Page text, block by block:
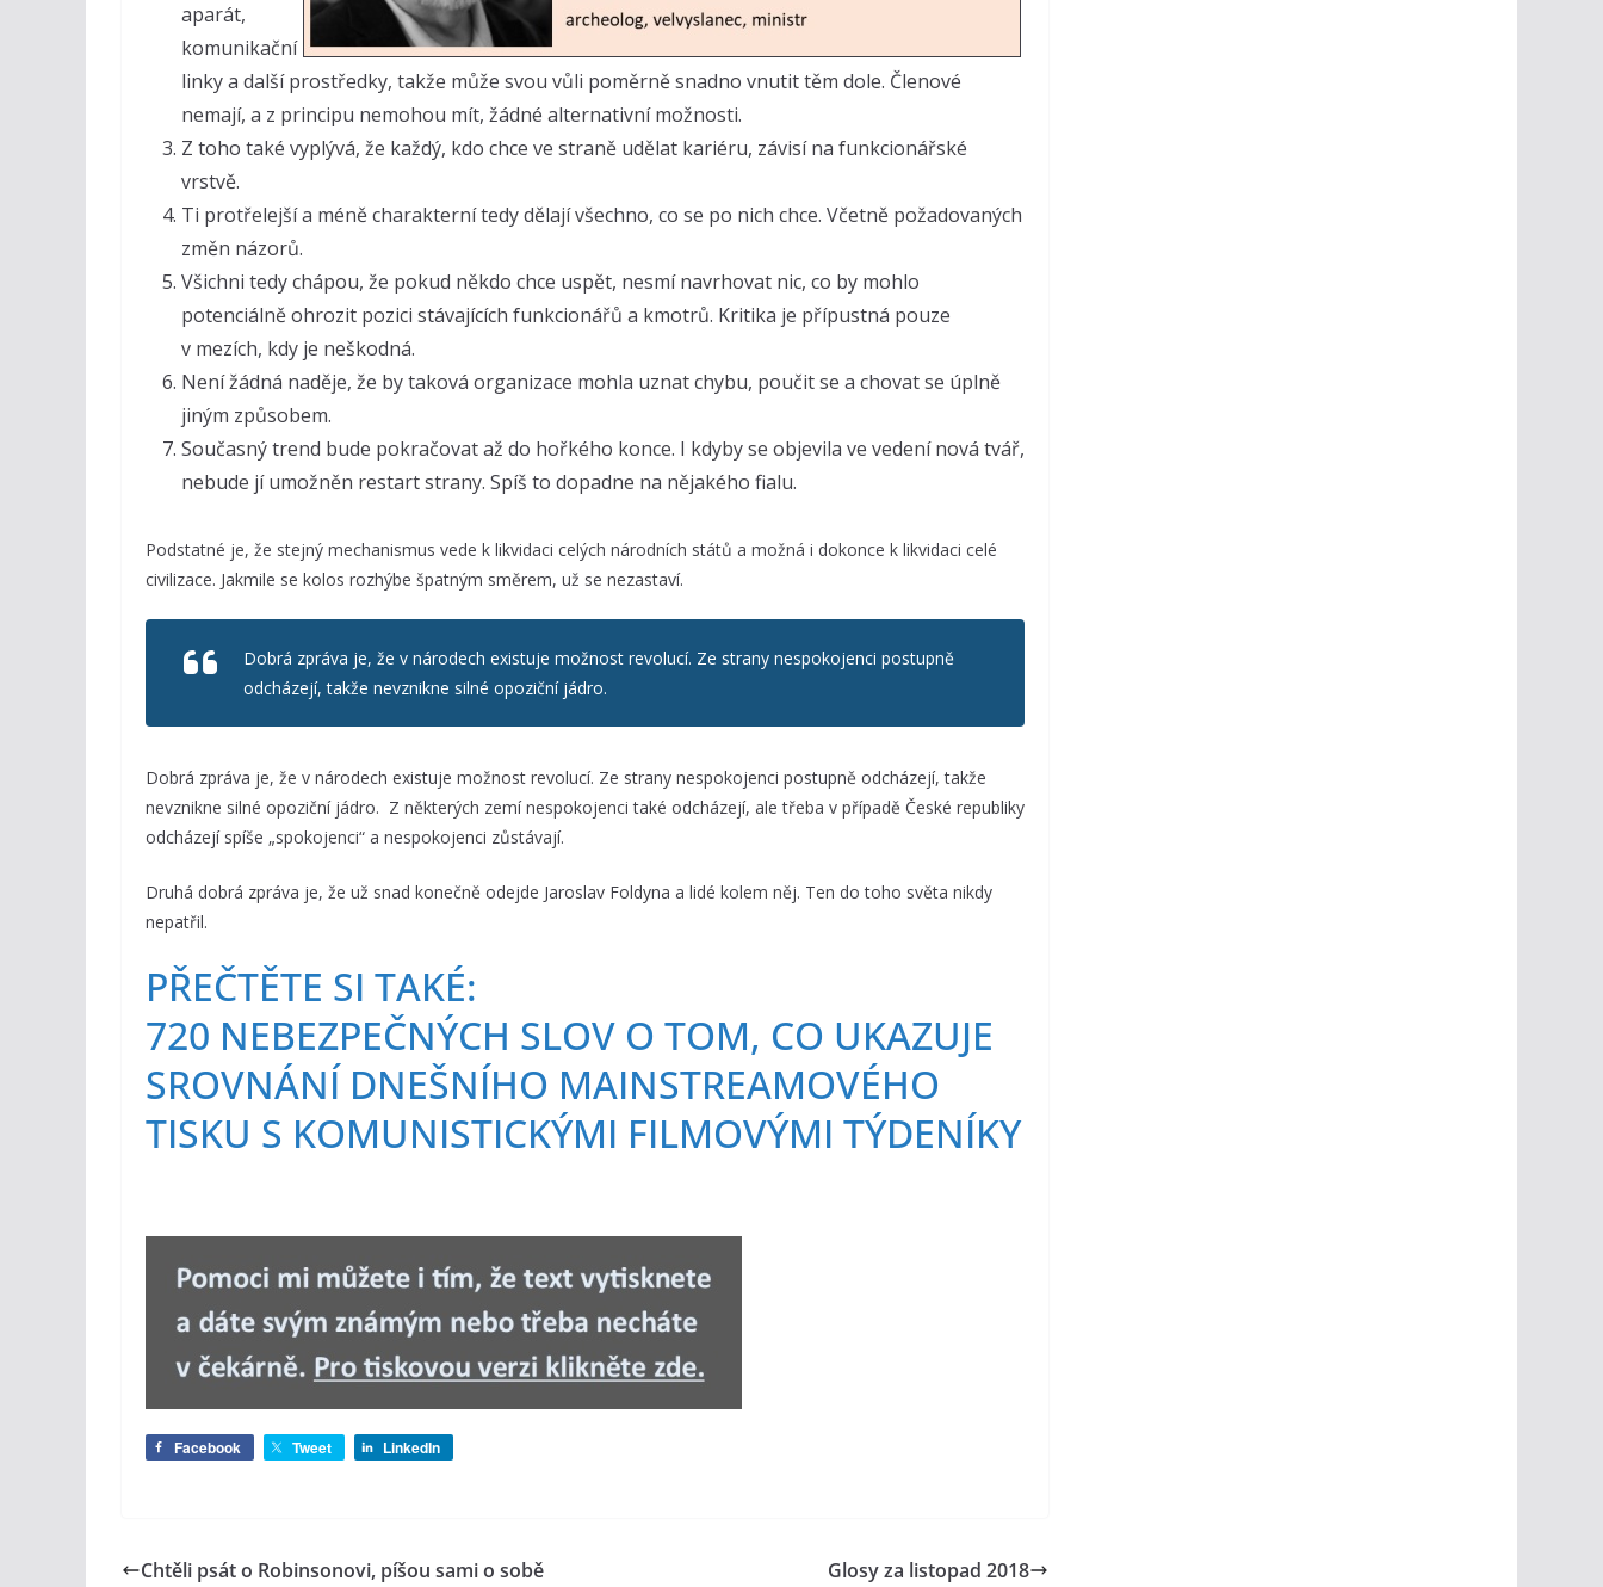
aparát,
komunikační
linky a další prostředky, takže může svou vůli poměrně snadno vnutit těm dole. Členové
nemají, a z principu nemohou mít, žádné alternativní možnosti.
Z toho také vyplývá, že každý, kdo chce ve straně udělat kariéru, závisí na funkcionářské
vrstvě.
Ti protřelejší a méně charakterní tedy dělají všechno, co se po nich chce. Včetně požadovaných
změn názorů.
Všichni tedy chápou, že pokud někdo chce uspět, nesmí navrhovat nic, co by mohlo
potenciálně ohrozit pozici stávajících funkcionářů a kmotrů. Kritika je přípustná pouze
v mezích, kdy je neškodná.
Není žádná naděje, že by taková organizace mohla uznat chybu, poučit se a chovat se úplně
jiným způsobem.
Současný trend bude pokračovat až do hořkého konce. I kdyby se objevila ve vedení nová tvář,
nebude jí umožněn restart strany. Spíš to dopadne na nějakého fialu.
Podstatné je, že stejný mechanismus vede k likvidaci celých národních států a možná i dokonce k likvidaci celé
civilizace. Jakmile se kolos rozhýbe špatným směrem, už se nezastaví.
Dobrá zpráva je, že v národech existuje možnost revolucí. Ze strany nespokojenci postupně
odcházejí, takže nevznikne silné opoziční jádro.
Dobrá zpráva je, že v národech existuje možnost revolucí. Ze strany nespokojenci postupně odcházejí, takže
nevznikne silné opoziční jádro. Z některých zemí nespokojenci také odcházejí, ale třeba v případě České republiky
odcházejí spíše „spokojenci“ a nespokojenci zůstávají.
Druhá dobrá zpráva je, že už snad konečně odejde Jaroslav Foldyna a lidé kolem něj. Ten do toho světa nikdy
nepatřil.
PŘEČTĚTE SI TAKÉ:
720 NEBEZPEČNÝCH SLOV O TOM, CO UKAZUJE
SROVNÁNÍ DNEŠNÍHO MAINSTREAMOVÉHO
TISKU S KOMUNISTICKÝMI FILMOVÝMI TÝDENÍKY
Facebook Tweet LinkedIn
Chtěli psát o Robinsonovi, píšou sami o sobě Glosy za listopad 2018